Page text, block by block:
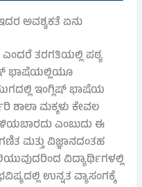
ಅವಶ್ಯಕತೆ ಏನು
ತರಗತಿಯಲ್ಲಿ ಪಠ್ಯ
ಭಾಷೆಯಲ್ಲಿಯೂ
ಇಂಗ್ಲಿಷ್ ಭಾಷೆಯ
ಶಾಲಾ ಮಕ್ಕಳು ಕೇವಲ
ಎಂಬುದು ಈ
ಮತ್ತು ವಿಜ್ಞಾನದಂತಹ
ವಿದ್ಯಾರ್ಥಿಗಳಲ್ಲಿ
ಉನ್ನತ ವ್ಯಾಸಂಗಕ್ಕೆ